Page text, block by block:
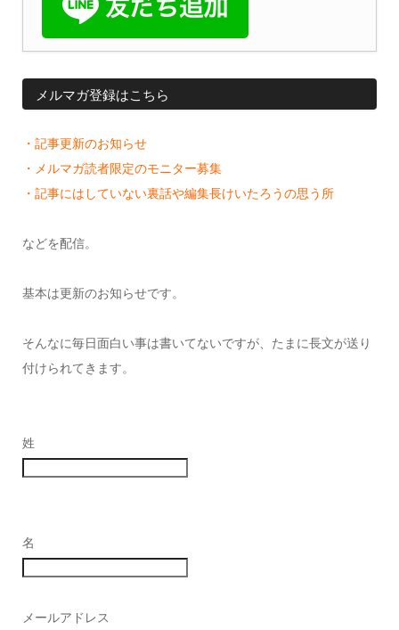
メルマガ登録はこちら
・記事更新のお知らせ
・メルマガ読者限定のモニター募集
・記事にはしていない裏話や編集長けいたろうの思う所
などを配信。
基本は更新のお知らせです。
そんなに毎日面白い事は書いてないですが、たまに長文が送り
付けられてきます。
姓
名
メールアドレス